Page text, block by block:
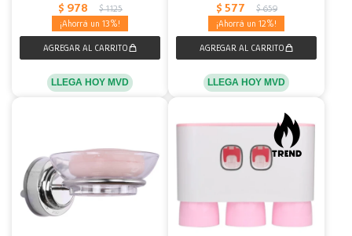
$ 978 $ 1.125
13
LLEGA HOY MVD
$ 577 $ 659
12
LLEGA HOY MVD